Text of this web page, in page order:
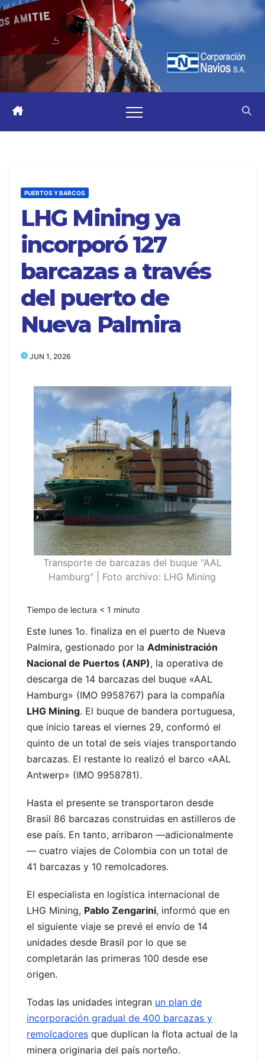
PUERTOS Y BARCOS
LHG Mining ya
incorporó 127
barcazas a través
del puerto de
Nueva Palmira
JUN 1, 2026
Transporte de barcazas del buque "AAL
Hamburg" | Foto archivo: LHG Mining
Tiempo de lectura < 1 minuto
Este lunes 1o. finaliza en el puerto de Nueva
Palmira, gestionado por la Administración
Nacional de Puertos (ANP), la operativa de
descarga de 14 barcazas del buque «AAL
Hamburg» (IMO 9958767) para la compañía
LHG Mining. El buque de bandera portuguesa,
que inicio tareas el viernes 29, conformó el
quinto de un total de seis viajes transportando
barcazas. El restante lo realizó el barco «AAL
Antwerp» (IMO 9958781).
Hasta el presente se transportaron desde
Brasil 86 barcazas construidas en astilleros de
ese país. En tanto, arribaron —adicionalmente
— cuatro viajes de Colombia con un total de
41 barcazas y 10 remolcadores.
El especialista en logística internacional de
LHG Mining, Pablo Zengarini, informó que en
el siguiente viaje se prevé el envío de 14
unidades desde Brasil por lo que se
completarán las primeras 100 desde ese
origen.
Todas las unidades integran un plan de
incorporación gradual de 400 barcazas y
remolcadores que duplican la flota actual de la
minera originaria del país norteño.